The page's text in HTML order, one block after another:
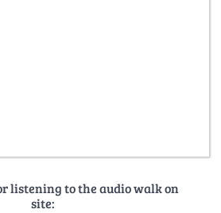
listening to the audio walk on
site: